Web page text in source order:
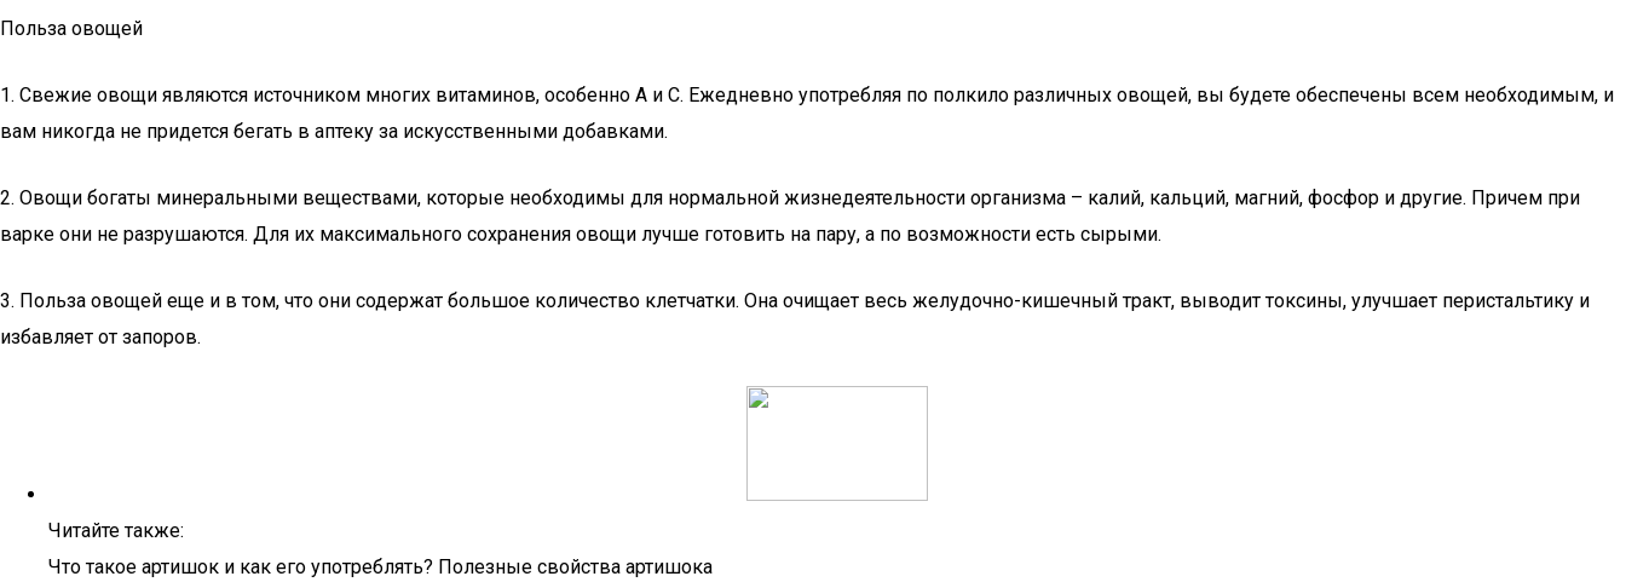
Польза овощей
1. Свежие овощи являются источником многих витаминов, особенно А и С. Ежедневно употребляя по полкило различных овощей, вы будете обеспечены всем необходимым, и
вам никогда не придется бегать в аптеку за искусственными добавками.
2. Овощи богаты минеральными веществами, которые необходимы для нормальной жизнедеятельности организма – калий, кальций, магний, фосфор и другие. Причем при
варке они не разрушаются. Для их максимального сохранения овощи лучше готовить на пару, а по возможности есть сырыми.
3. Польза овощей еще и в том, что они содержат большое количество клетчатки. Она очищает весь желудочно-кишечный тракт, выводит токсины, улучшает перистальтику и
избавляет от запоров.
Читайте также:
Что такое артишок и как его употреблять? Полезные свойства артишока